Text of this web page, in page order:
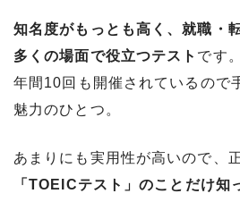
知名度がもっとも高く、就職・
多くの場面で役立つテスト です。
年間10回も開催されているので
魅力のひとつ。
あまりにも実用性が高いので、
「TOEICテスト」のことだけ知